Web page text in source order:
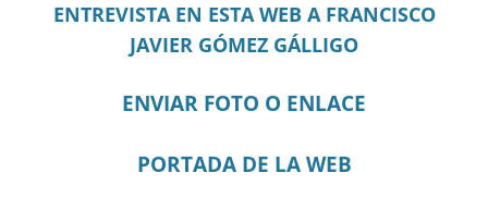
ENTREVISTA EN ESTA WEB A FRANCISCO
JAVIER GÓMEZ GÁLLIGO
ENVIAR FOTO O ENLACE
PORTADA DE LA WEB